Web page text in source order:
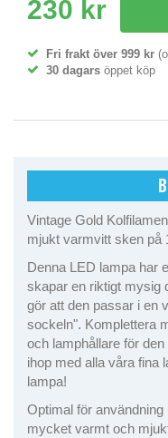
230 kr
Fri frakt över 999 kr
30 dagars öppet köp
Vintage Gold
mjukt varmvitt sken på
Denna LED lampa har
skapar en riktigt mysig
gör att den passar i en
sockeln". Komplettera
och lamphållare för
ihop med alla våra fina
lampa!
Optimal för
mycket varmt och